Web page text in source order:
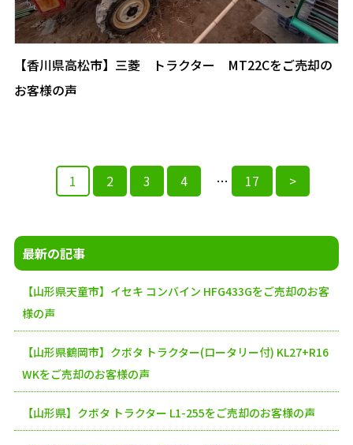
【香川県高松市】三菱 トラクター MT22Cをご売却の
お客様の声
の
ペ
ー
ジ
送
1 2 3 4 … 17 >
最新の記事
【山形県天童市】イセキ コンバイン HFG433Gをご売却のお客
様の声
【山形県鶴岡市】クボタ トラクター(ロータリー付) KL27+R16
WKをご売却のお客様の声
【山形県】クボタ トラクター L1-255をご売却のお客様の声